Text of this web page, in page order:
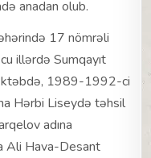
anadan olub.
17 nömrəli
illərdə Sumqayıt
1989-1992-ci
Hərbi Liseydə təhsil
adına
Ali Hava-Desant